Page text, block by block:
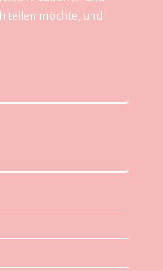
teilen möchte, und